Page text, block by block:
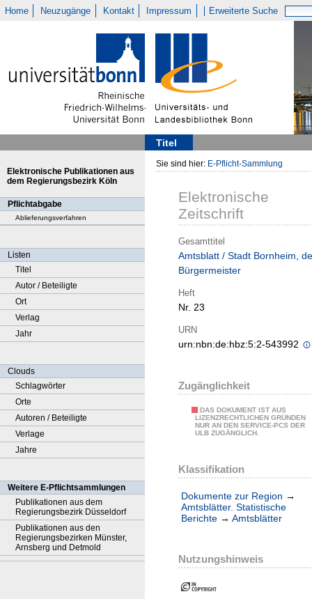
Home Neuzugänge Kontakt Impressum Erweiterte Suche
Titel
Elektronische Publikationen aus
dem Regierungsbezirk Köln
Pflichtabgabe
Ablieferungsverfahren
Listen
Titel
Autor / Beteiligte
Ort
Verlag
Jahr
Clouds
Schlagwörter
Orte
Autoren / Beteiligte
Verlage
Jahre
Weitere E-Pflichtsammlungen
Publikationen aus dem
Regierungsbezirk Düsseldorf
Publikationen aus den
Regierungsbezirken Münster,
Arnsberg und Detmold
Sie sind hier: E-Pflicht-Sammlung
Elektronische
Zeitschrift
Gesamttitel
Amtsblatt / Stadt Bornheim,
Bürgermeister
Heft
Nr. 23
URN
urn:nbn:de:hbz:5:2-543992
Zugänglichkeit
DAS DOKUMENT IST AUS
LIZENZRECHTLICHEN GRÜNDEN
NUR AN DEN SERVICE-PCS DER
ULB ZUGÄNGLICH.
Klassifikation
Dokumente zur Region →
Amtsblätter. Statistische
Berichte → Amtsblätter
Nutzungshinweis